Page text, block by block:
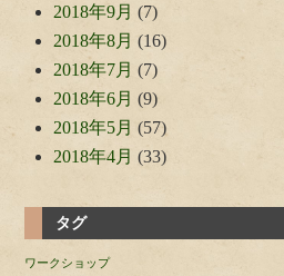
2018年9月 (7)
2018年8月 (16)
2018年7月 (7)
2018年6月 (9)
2018年5月 (57)
2018年4月 (33)
タグ
ワークショップ